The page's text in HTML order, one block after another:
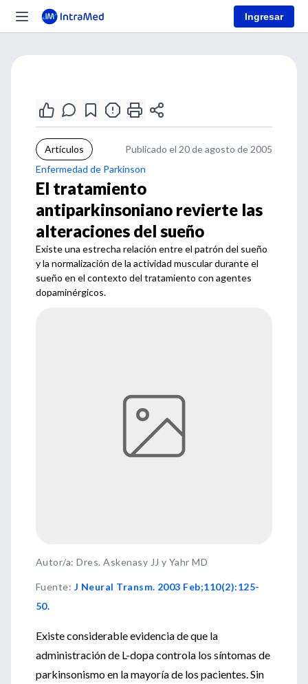
Ingresar
Artículos
Publicado el 20 de agosto de 2005
Enfermedad de Parkinson
El tratamiento
antiparkinsoniano revierte las
alteraciones del sueño
Existe una estrecha relación entre el patrón del sueño
y la normalización de la actividad muscular durante el
sueño en el contexto del tratamiento con agentes
dopaminérgicos.
Autor/a: Dres. Askenasy JJ y Yahr MD
Fuente: J Neural Transm. 2003 Feb;110(2):125-
50.
Existe considerable evidencia de que la
administración de L-dopa controla los síntomas de
parkinsonismo en la mayoría de los pacientes. Sin